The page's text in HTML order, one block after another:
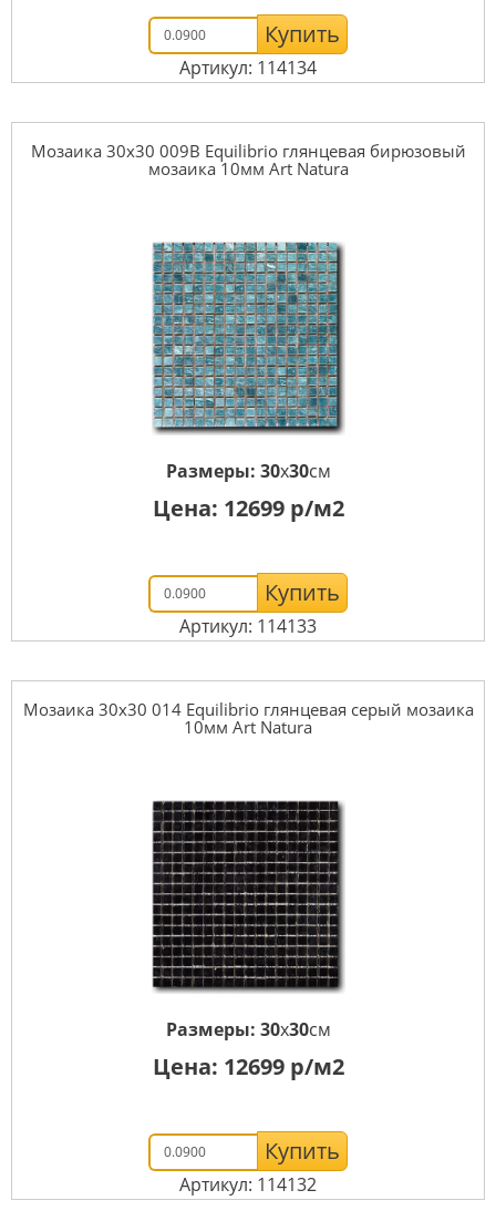
Купить
Артикул: 114134
Мозаика 30x30 009B Equilibrio глянцевая бирюзовый
мозаика 10мм Art Natura
Размеры: 30x30см
Цена: 12699р/м2
Купить
Артикул: 114133
Мозаика 30x30 014 Equilibrio глянцевая серый мозаика
10мм Art Natura
Размеры: 30x30см
Цена: 12699р/м2
Купить
Артикул: 114132